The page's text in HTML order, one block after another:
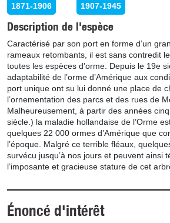
1871-1906 1907-1945
Description de l'espèce
Caractérisé par son port en forme d’un
rameaux retombants, il est sans contredit
toutes les espèces d’orme. Depuis le 19e
adaptabilité de l’orme d’Amérique aux
port unique ont su lui donné une place de
l’ornementation des parcs et des rues de
Malheureusement, à partir des années
siècle.) la maladie hollandaise de l’Orme
quelques 22 000 ormes d’Amérique que
l’époque. Malgré ce terrible fléaux,
survécu jusqu’à nos jours et peuvent ainsi
l’imposante et gracieuse stature de cet
Énoncé d'intérêt